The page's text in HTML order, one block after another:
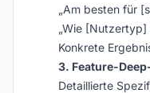
„Am besten für
„Wie
Konkrete
3. Feature-
Detaillierte